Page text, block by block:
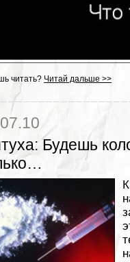
читать? Читай дальше >>
: Будешь